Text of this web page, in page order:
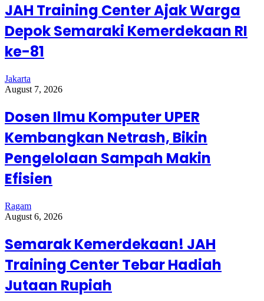
JAH Training Center Ajak Warga
Depok Semaraki Kemerdekaan RI
ke-81
Jakarta
August 7, 2026
Dosen Ilmu Komputer UPER
Kembangkan Netrash, Bikin
Pengelolaan Sampah Makin
Efisien
Ragam
August 6, 2026
Semarak Kemerdekaan! JAH
Training Center Tebar Hadiah
Jutaan Rupiah